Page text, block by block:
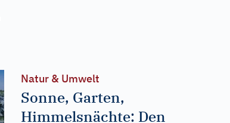
Natur & Umwelt
Sonne, Garten,
Himmelsnächte: Den